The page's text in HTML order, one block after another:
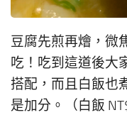
豆腐先煎再燴，微
吃！吃到這道後大
搭配，而且白飯也
是加分。（白飯